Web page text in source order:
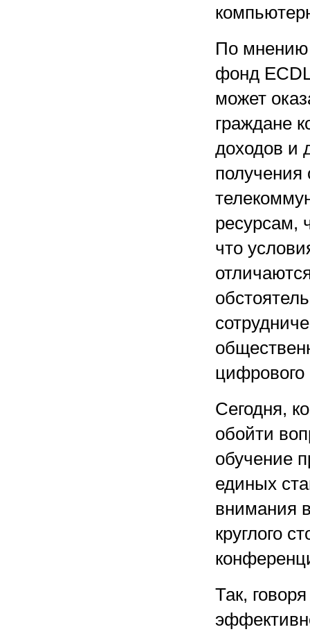
По мнению
фонд
может
граждане
доходов и
получения
ресурсам,
что
цифрового
Сегодня,
обойти
обучение
единых
внимания
круглого
Так,